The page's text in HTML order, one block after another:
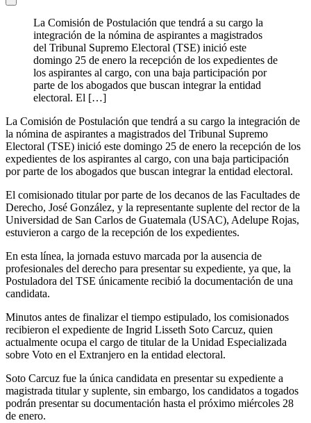
La Comisión de Postulación que tendrá a su cargo la
integración de la nómina de aspirantes a magistrados
del Tribunal Supremo Electoral (TSE) inició este
domingo 25 de enero la recepción de los expedientes de
los aspirantes al cargo, con una baja participación por
parte de los abogados que buscan integrar la entidad
electoral. El […]
La Comisión de Postulación que tendrá a su cargo la integración de
la nómina de aspirantes a magistrados del Tribunal Supremo
Electoral (TSE) inició este domingo 25 de enero la recepción de los
expedientes de los aspirantes al cargo, con una baja participación
por parte de los abogados que buscan integrar la entidad electoral.
El comisionado titular por parte de los decanos de las Facultades de
Derecho, José González, y la representante suplente del rector de la
Universidad de San Carlos de Guatemala (USAC), Adelupe Rojas,
estuvieron a cargo de la recepción de los expedientes.
En esta línea, la jornada estuvo marcada por la ausencia de
profesionales del derecho para presentar su expediente, ya que, la
Postuladora del TSE únicamente recibió la documentación de una
candidata.
Minutos antes de finalizar el tiempo estipulado, los comisionados
recibieron el expediente de Ingrid Lisseth Soto Carcuz, quien
actualmente ocupa el cargo de titular de la Unidad Especializada
sobre Voto en el Extranjero en la entidad electoral.
Soto Carcuz fue la única candidata en presentar su expediente a
magistrada titular y suplente, sin embargo, los candidatos a togados
podrán presentar su documentación hasta el próximo miércoles 28
de enero.